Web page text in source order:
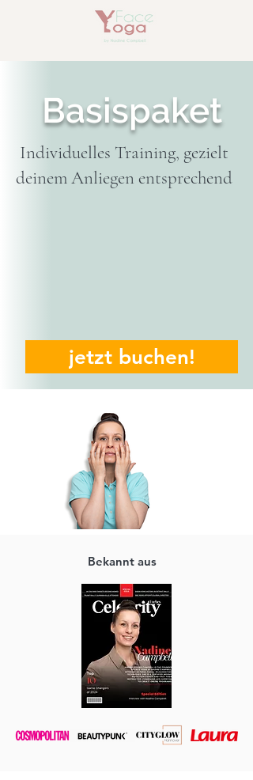
Basispaket
Individuelles Training, gezielt
deinem Anliegen entsprechend
jetzt buchen!
Bekannt aus